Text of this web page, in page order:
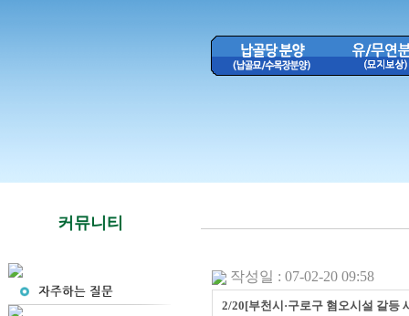
커뮤니티
작성일 : 07-02-20 09:58
2/20[부천시·구로구 혐오시설 갈등